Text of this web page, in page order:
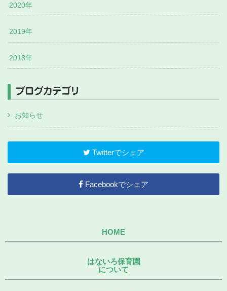
2020年
2019年
2018年
ブログカテゴリ
お知らせ
Twitterでシェア
Facebookでシェア
HOME
はないろ保育園
について